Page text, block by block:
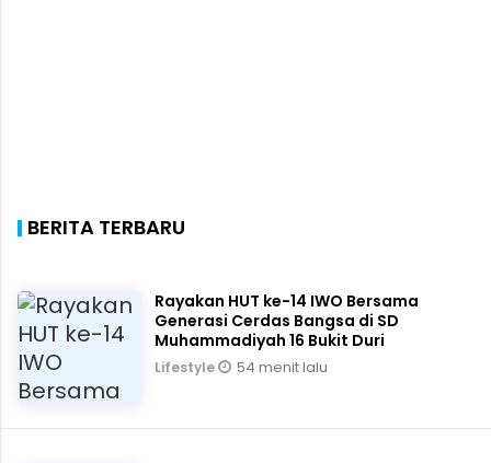
BERITA TERBARU
Rayakan HUT ke-14 IWO Bersama
Generasi Cerdas Bangsa di SD
Muhammadiyah 16 Bukit Duri
Lifestyle 54 menit lalu